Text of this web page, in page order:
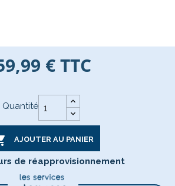
€TTC
Quantité
AJOUTER AU PANIER
de réapprovisionnement